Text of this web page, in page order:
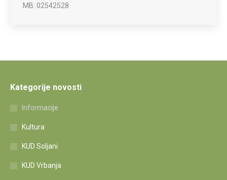
MB: 02542528
Kategorije novosti
Informacije
Kultura
KUD Soljani
KUD Vrbanja